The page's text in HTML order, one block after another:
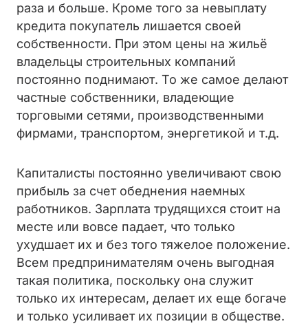
раза и больше. Кроме того за невыплату
кредита покупатель лишается своей
собственности. При этом цены на жильё
владельцы строительных компаний
постоянно поднимают. То же самое делают
частные собственники, владеющие
торговыми сетями, производственными
фирмами, транспортом, энергетикой и т.д.
Капиталисты постоянно увеличивают свою
прибыль за счет обеднения наемных
работников. Зарплата трудящихся стоит на
месте или вовсе падает, что только
ухудшает их и без того тяжелое положение.
Всем предпринимателям очень выгодная
такая политика, поскольку она служит
только их интересам, делает их еще богаче
и только усиливает их позиции в обществе.